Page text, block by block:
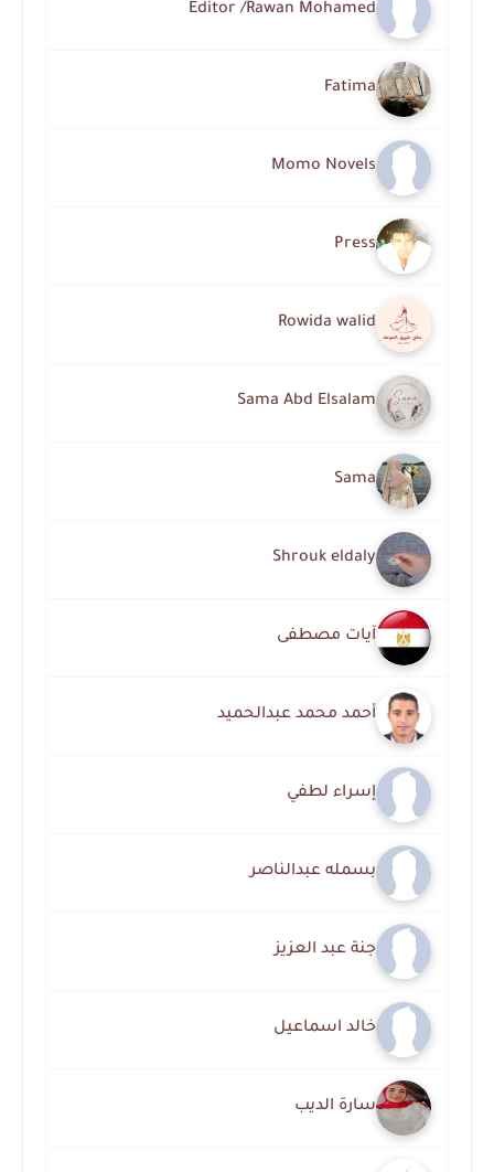
Editor /Rawan Mohamed
Fatima
Momo Novels
Press
Rowida walid
Sama Abd Elsalam
Sama
Shrouk eldaly
آيات مصطفى
أحمد محمد عبدالحميد
إسراء لطفي
بسمله عبدالناصر
جنة عبد العزيز
خالد اسماعيل
سارة الديب